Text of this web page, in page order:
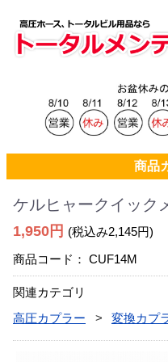
商品
ケルヒャークイック
1,950円 (税込み2,145円)
商品コード： CUF14M
関連カテゴリ
高圧カプラー
変換カプ